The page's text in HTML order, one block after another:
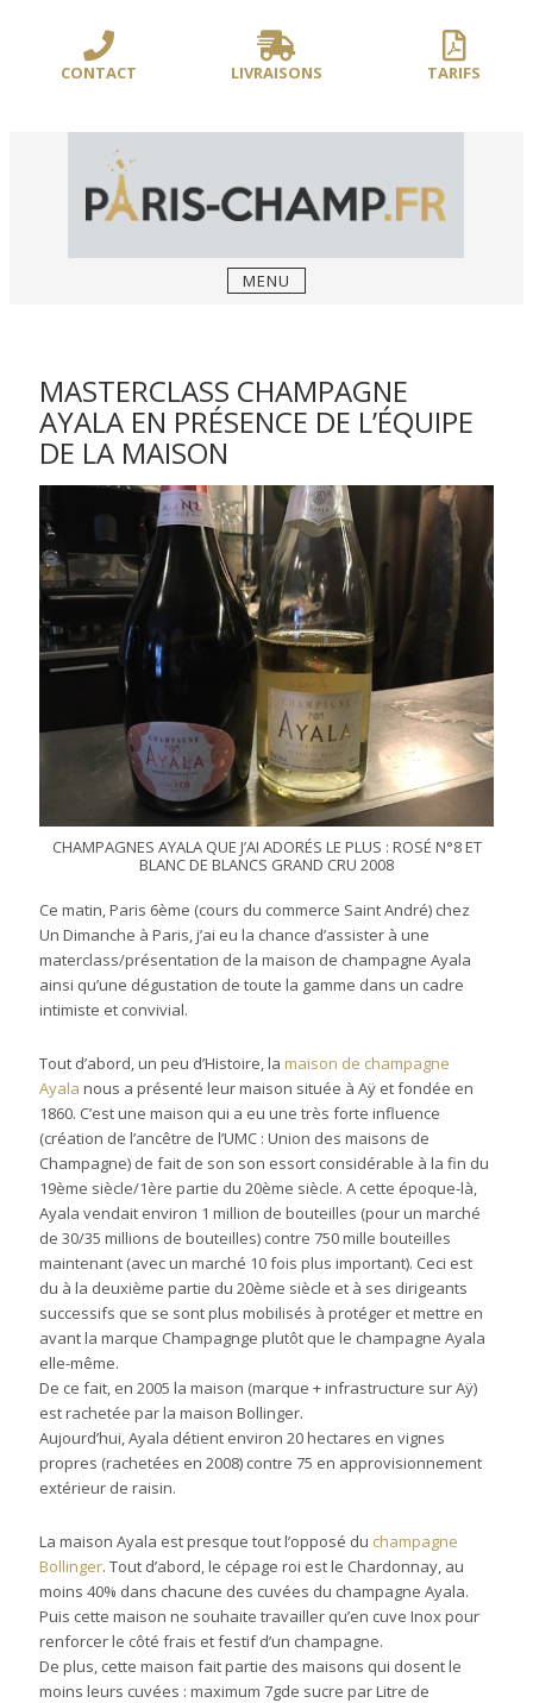
contenuCONTACT LIVRAISONS TARIFS
BOUSSOLE **/
MENU
MASTERCLASS CHAMPAGNE
AYALA EN PRÉSENCE DE L’ÉQUIPE
DE LA MAISON
CHAMPAGNES AYALA QUE J’AI ADORÉS LE PLUS : ROSÉ N°8 ET
BLANC DE BLANCS GRAND CRU 2008
Ce matin, Paris 6ème (cours du commerce Saint André) chez
Un Dimanche à Paris, j’ai eu la chance d’assister à une
materclass/présentation de la maison de champagne Ayala
ainsi qu’une dégustation de toute la gamme dans un cadre
intimiste et convivial.
Tout d’abord, un peu d’Histoire, la maison de champagne
Ayala nous a présenté leur maison située à Aÿ et fondée en
1860. C’est une maison qui a eu une très forte influence
(création de l’ancêtre de l’UMC : Union des maisons de
Champagne) de fait de son son essort considérable à la fin du
19ème siècle/1ère partie du 20ème siècle. A cette époque-là,
Ayala vendait environ 1 million de bouteilles (pour un marché
de 30/35 millions de bouteilles) contre 750 mille bouteilles
maintenant (avec un marché 10 fois plus important). Ceci est
du à la deuxième partie du 20ème siècle et à ses dirigeants
successifs que se sont plus mobilisés à protéger et mettre en
avant la marque Champagnge plutôt que le champagne Ayala
elle-même.
De ce fait, en 2005 la maison (marque + infrastructure sur Aÿ)
est rachetée par la maison Bollinger.
Aujourd’hui, Ayala détient environ 20 hectares en vignes
propres (rachetées en 2008) contre 75 en approvisionnement
extérieur de raisin.
La maison Ayala est presque tout l’opposé du champagne
Bollinger. Tout d’abord, le cépage roi est le Chardonnay, au
moins 40% dans chacune des cuvées du champagne Ayala.
Puis cette maison ne souhaite travailler qu’en cuve Inox pour
renforcer le côté frais et festif d’un champagne.
De plus, cette maison fait partie des maisons qui dosent le
moins leurs cuvées : maximum 7gde sucre par Litre de